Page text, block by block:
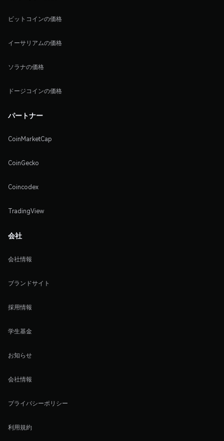
ビットコインの価格
イーサリアムの価格
ソラナの価格
ドージコインの価格
パートナー
CoinMarketCap
CoinGecko
Coincodex
TradingView
会社
会社情報
ブランドサイト
採用情報
学生基金
お知らせ
会社情報
プライバシーポリシー
利用規約